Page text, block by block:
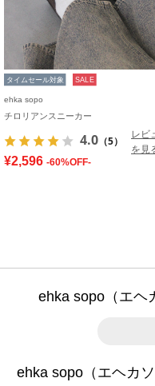
タイムセール対象 SALE
ehka sopo
チロリアンスニーカー
4.0 （5）
レビ
を見
¥2,596 -60%OFF-
ehka sopo（エヘ
ehka sopo（エヘカ